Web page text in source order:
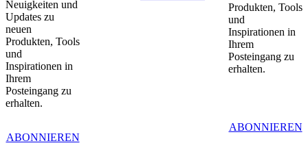
Neuigkeiten und
Updates zu
neuen
Produkten, Tools
und
Inspirationen in
Ihrem
Posteingang zu
erhalten.
ABONNIEREN
Produkten, Tools
und
Inspirationen in
Ihrem
Posteingang zu
erhalten.
ABONNIEREN